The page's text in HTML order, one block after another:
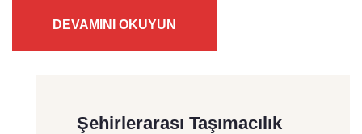
DEVAMINI OKUYUN
Şehirlerarası Taşımacılık